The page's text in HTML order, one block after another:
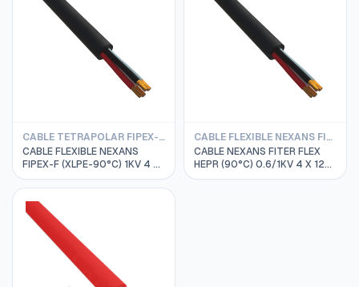
CABLE TETRAPOLAR FIPEX-F XLPE 1KV NEXANS
CABLE FLEXIBLE NEXANS
FIPEX-F (XLPE-90°C) 1KV 4 X
4 MM2
CABLE FLEXIBLE NEXANS FITER TETRAPOLAR
CABLE NEXANS FITER FLEX
HEPR (90°C) 0.6/1KV 4 X 120
MM2